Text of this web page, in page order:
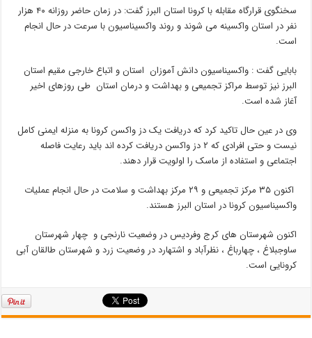
سخنگوی قرارگاه مقابله با کرونا استان البرز گفت: در زمان حاضر روزانه ۴۰ هزار
نفر در استان واکسینه می شوند و روند واکسیناسیون با سرعت در حال انجام
است.
بابایی گفت : واکسیناسیون دانش آموزان استان و اتباع خارجی مقیم استان
البرز نیز توسط مراکز تجمیعی و بهداشت و درمان استان طی روزهای اخیر
آغاز شده است.
وی در عین حال تاکید کرد که دریافت یک دز واکسن کرونا به منزله ایمنی کامل
نیست و حتی افرادی که ۲ دز واکسن دریافت کرده اند باید رعایت فاصله
اجتماعی و استفاده از ماسک را اولویت قرار دهند.
اکنون ۳۵ مرکز تجمیعی و ۲۹ مرکز بهداشت و سلامت در حال انجام عملیات
واکسیناسیون کرونا در استان البرز هستند.
اکنون شهرستان های کرج وفردیس در وضعیت نارنجی و چهار شهرستان
ساوجبلاغ ، چهارباغ ، نظرآباد و اشتهارد در وضعیت زرد و شهرستان طالقان آبی
کرونایی است.